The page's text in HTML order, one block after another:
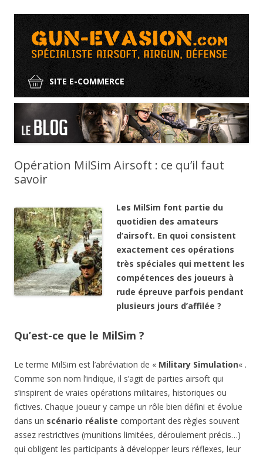
SITE E-COMMERCE
Aller
au
contenu
Opération MilSim Airsoft : ce qu’il faut
savoir
Les MilSim font partie du
quotidien des amateurs
d’airsoft. En quoi consistent
exactement ces opérations
très spéciales qui mettent les
compétences des joueurs à
rude épreuve parfois pendant
plusieurs jours d’affilée ?
Qu’est-ce que le MilSim ?
Le terme MilSim est l’abréviation de « Military Simulation« .
Comme son nom l’indique, il s’agit de parties airsoft qui
s’inspirent de vraies opérations militaires, historiques ou
fictives. Chaque joueur y campe un rôle bien défini et évolue
dans un scénario réaliste comportant des règles souvent
assez restrictives (munitions limitées, déroulement précis…)
qui obligent les participants à développer leurs réflexes, leur